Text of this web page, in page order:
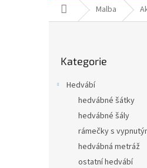
Domů Malba
kategorie
Kategorie
Hedvábí
hedvábné šátky
hedvábné šály
rámečky s
hedvábná metráž
ostatní hedvábí